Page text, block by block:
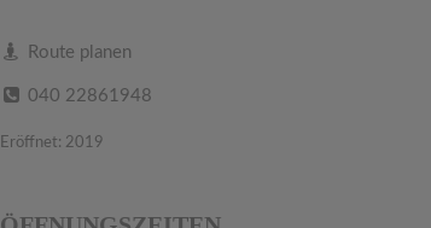
Route planen
040 22861948
Eröffnet: 2019